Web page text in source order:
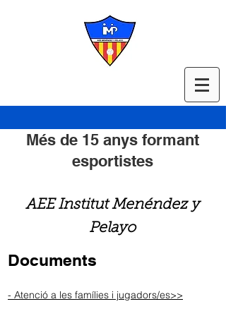
Més de 15 anys formant
esportistes
AEE Institut Menéndez y
Pelayo
Documents
- Atenció a les famílies i jugadors/es>>